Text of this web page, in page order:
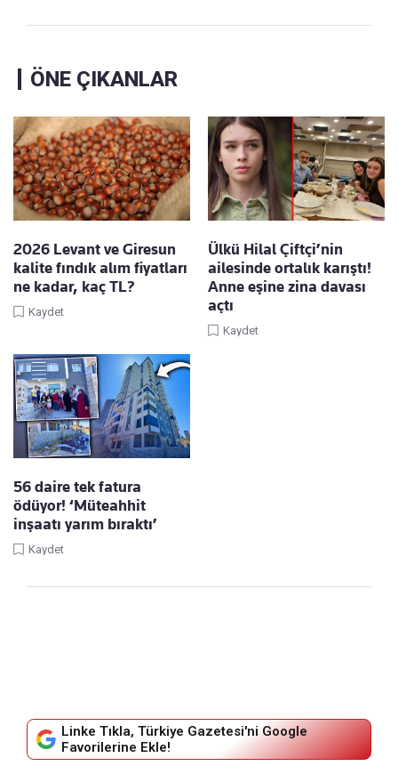
ÖNE ÇIKANLAR
2026 Levant ve Giresun
kalite fındık alım fiyatları
ne kadar, kaç TL?
Kaydet
Ülkü Hilal Çiftçi’nin
ailesinde ortalık karıştı!
Anne eşine zina davası
açtı
Kaydet
56 daire tek fatura
ödüyor! ‘Müteahhit
inşaatı yarım bıraktı’
Kaydet
Linke Tıkla, Türkiye Gazetesi'ni Google
Favorilerine Ekle!